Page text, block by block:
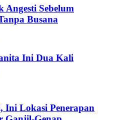
Angesti Sebelum
Busana
Ini Dua Kali
Ini Lokasi Penerapan